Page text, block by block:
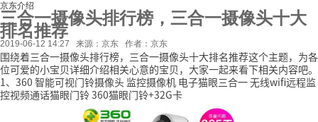
京东介绍
三合一摄像头排行榜，三合一摄像头十大
排名推荐
2019-06-12 14:27 来源：京东 作者：京东
围绕着三合一摄像头排行榜，三合一摄像头十大排名推荐这个主题，为各
位可爱的小宝贝详细介绍相关心意的宝贝，大家一起来看下相关内容吧。
1、360 智能可视门铃摄像头 监控摄像机 电子猫眼三合一 无线wifi远程监
控视频通话猫眼门铃 360猫眼门铃+32G卡